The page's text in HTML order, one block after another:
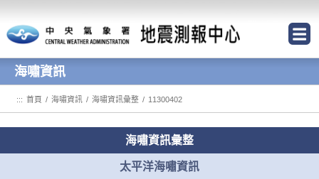
海嘯資訊
::: 首頁 / 海嘯資訊 / 海嘯資訊彙整 / 11300402
海嘯資訊彙整
太平洋海嘯資訊